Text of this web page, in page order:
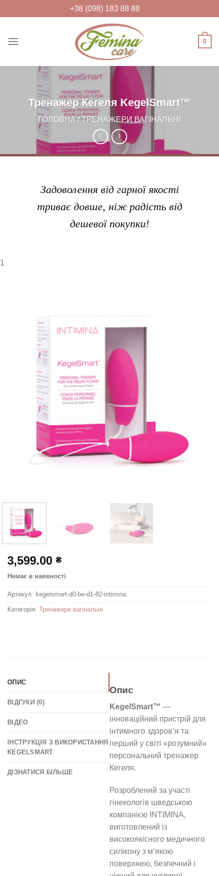
to
+38 (098) 183 88 88
FEMINACARE
Feminacare – товари для жіночого
здоров'я та краси
0
Тренажер Кегеля KegelSmart™
ГОЛОВНА/ТРЕНАЖЕРИ ВАГІНАЛЬНІ
Задоволення від гарної якості
триває довше, ніж радість від
дешевої покупки!
1
3,599.00 ₴
Немає в наявності
Артикул: kegelsmart-d0-be-d1-82-intimina
Категорія: Тренажери вагінальні
ОПИС
ВІДГУКИ (0)
ВІДЕО
ІНСТРУКЦІЯ З ВИКОРИСТАННЯ
KEGELSMART
ДІЗНАТИСЯ БІЛЬШЕ
Опис
KegelSmart™ —
інноваційний пристрій для
інтимного здоров’я та
перший у світі «розумний»
персональний тренажер
Кегеля.
Розроблений за участі
гінекологів шведською
компанією INTIMINA,
виготовлений із
високоякісного медичного
силікону з м’якою
поверхнею, безпечний і